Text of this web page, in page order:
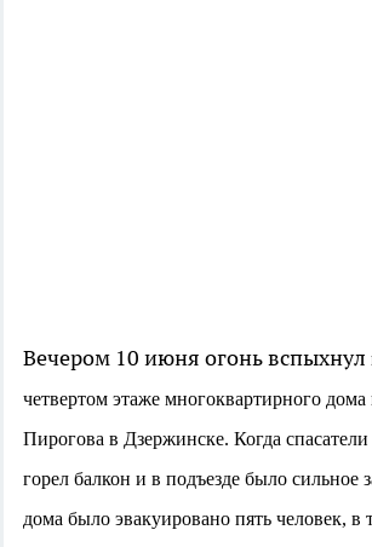
Вечером 10 июня огонь вспыхнул
четвертом этаже многоквартирного дома
Пирогова в Дзержинске. Когда
горел балкон и в подъезде было сильное
дома было эвакуировано пять человек, в